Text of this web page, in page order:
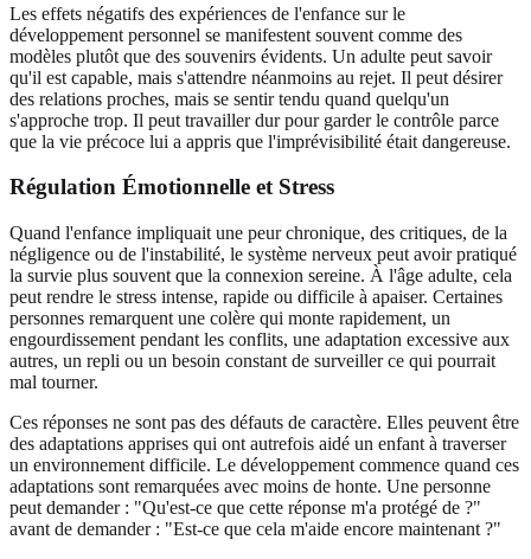
Les effets négatifs des expériences de l'enfance sur le
développement personnel se manifestent souvent comme des
modèles plutôt que des souvenirs évidents. Un adulte peut savoir
qu'il est capable, mais s'attendre néanmoins au rejet. Il peut désirer
des relations proches, mais se sentir tendu quand quelqu'un
s'approche trop. Il peut travailler dur pour garder le contrôle parce
que la vie précoce lui a appris que l'imprévisibilité était dangereuse.
Régulation Émotionnelle et Stress
Quand l'enfance impliquait une peur chronique, des critiques, de la
négligence ou de l'instabilité, le système nerveux peut avoir pratiqué
la survie plus souvent que la connexion sereine. À l'âge adulte, cela
peut rendre le stress intense, rapide ou difficile à apaiser. Certaines
personnes remarquent une colère qui monte rapidement, un
engourdissement pendant les conflits, une adaptation excessive aux
autres, un repli ou un besoin constant de surveiller ce qui pourrait
mal tourner.
Ces réponses ne sont pas des défauts de caractère. Elles peuvent être
des adaptations apprises qui ont autrefois aidé un enfant à traverser
un environnement difficile. Le développement commence quand ces
adaptations sont remarquées avec moins de honte. Une personne
peut demander : "Qu'est-ce que cette réponse m'a protégé de ?"
avant de demander : "Est-ce que cela m'aide encore maintenant ?"